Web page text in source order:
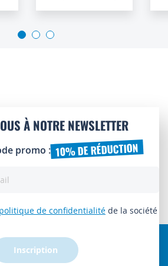
À NOTRE NEWSLETTER
promo : 10% DE RÉDUCTION
de confidentialité de la société
Inscription